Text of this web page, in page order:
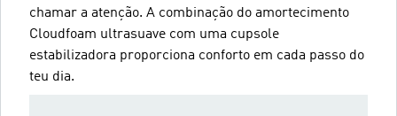
chamar a atenção. A combinação do amortecimento
Cloudfoam ultrasuave com uma cupsole
estabilizadora proporciona conforto em cada passo do
teu dia.